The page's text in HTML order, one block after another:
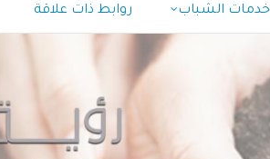
خدمات الشباب روابط ذات علاقة